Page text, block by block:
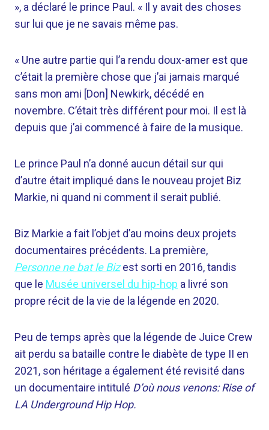
», a déclaré le prince Paul. « Il y avait des choses
sur lui que je ne savais même pas.
« Une autre partie qui l’a rendu doux-amer est que
c’était la première chose que j’ai jamais marqué
sans mon ami [Don] Newkirk, décédé en
novembre. C’était très différent pour moi. Il est là
depuis que j’ai commencé à faire de la musique.
Le prince Paul n’a donné aucun détail sur qui
d’autre était impliqué dans le nouveau projet Biz
Markie, ni quand ni comment il serait publié.
Biz Markie a fait l’objet d’au moins deux projets
documentaires précédents. La première,
Personne ne bat le Bizest sorti en 2016, tandis
que le Musée universel du hip-hop a livré son
propre récit de la vie de la légende en 2020.
Peu de temps après que la légende de Juice Crew
ait perdu sa bataille contre le diabète de type II en
2021, son héritage a également été revisité dans
un documentaire intitulé D’où nous venons: Rise of
LA Underground Hip Hop.